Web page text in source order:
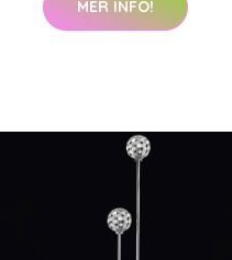
MER INFO!